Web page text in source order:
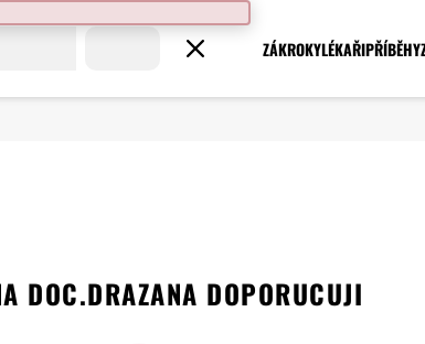
ZÁKROKYLÉKAŘIPŘÍBĚHY
DOC.DRAZANA DOPORUCUJI